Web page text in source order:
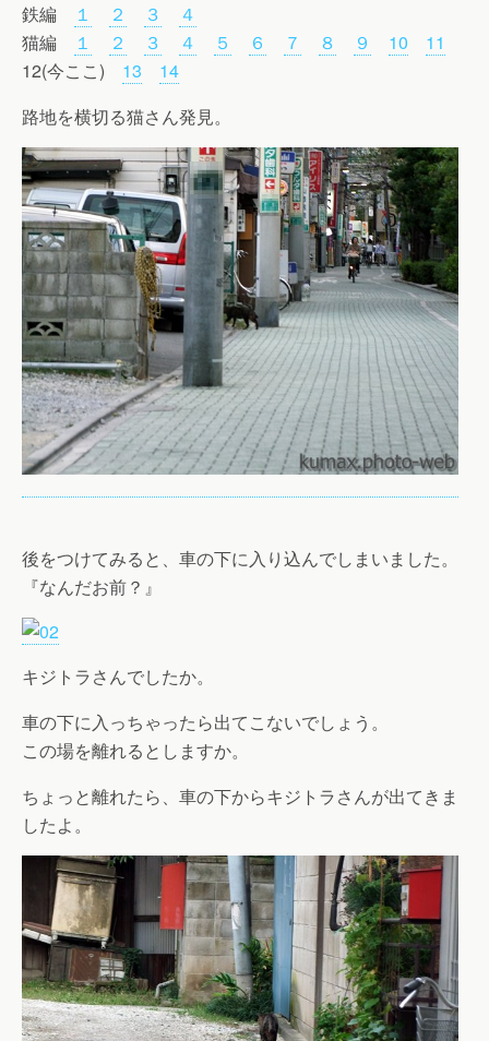
鉄編
１ ２ ３
４
猫編
１ ２ ３ ４ ５ ６ ７ ８ ９ 10
11
12(今ここ) 13
14
路地を横切る猫さん発見。
後をつけてみると、車の下に入り込んでしまいました。
『なんだお前？』
キジトラさんでしたか。
車の下に入っちゃったら出てこないでしょう。
この場を離れるとしますか。
ちょっと離れたら、車の下からキジトラさんが出てきま
したよ。